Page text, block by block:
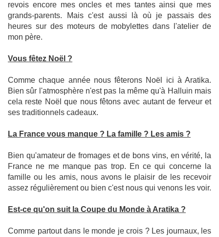
revois encore mes oncles et mes tantes ainsi que mes
grands-parents. Mais c'est aussi là où je passais des
heures sur des moteurs de mobylettes dans l'atelier de
mon père.
Vous fêtez Noël ?
Comme chaque année nous fêterons Noël ici à Aratika.
Bien sûr l'atmosphère n'est pas la même qu'à Halluin mais
cela reste Noël que nous fêtons avec autant de ferveur et
ses traditionnels cadeaux.
La France vous manque ? La famille ? Les amis ?
Bien qu'amateur de fromages et de bons vins, en vérité, la
France ne me manque pas trop. En ce qui concerne la
famille ou les amis, nous avons le plaisir de les recevoir
assez régulièrement ou bien c'est nous qui venons les voir.
Est-ce qu'on suit la Coupe du Monde à Aratika ?
Comme partout dans le monde je crois ? Les journaux, les